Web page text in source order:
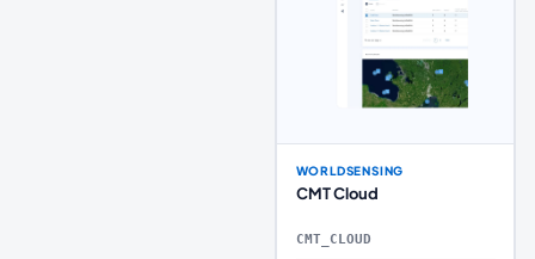
WORLDSENSING
CMT Cloud
CMT_CLOUD